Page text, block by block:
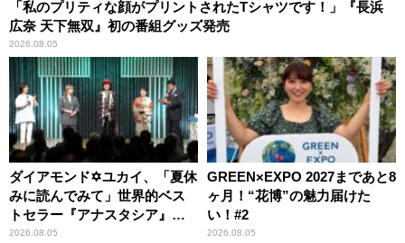
「私のプリティな顔がプリントされたTシャツです！」『長浜
広奈 天下無双』初の番組グッズ発売
2026.08.05
ダイアモンド✡ユカイ、「夏休
みに読んでみて」世界的ベス
トセラー『アナスタシア』を
紹介
2026.08.05
GREEN×EXPO 2027まであと8
ヶ月！“花博”の魅力届けた
い！#2
2026.08.05